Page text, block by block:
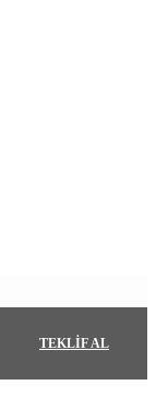
TEKLIF AL